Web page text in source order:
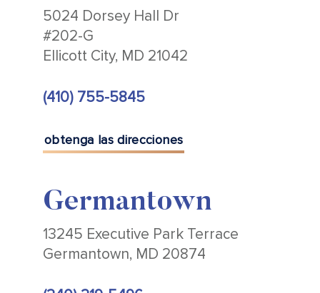
5024 Dorsey Hall Dr
#202-G
Ellicott City, MD 21042
(410) 755-5845
obtenga las direcciones
Germantown
13245 Executive Park Terrace
Germantown, MD 20874